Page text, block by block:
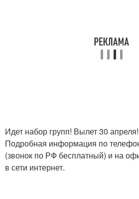
Идет набор групп! Вылет 30 апреля!
Подробная информация по
(звонок по РФ бесплатный) и на
в сети интернет.